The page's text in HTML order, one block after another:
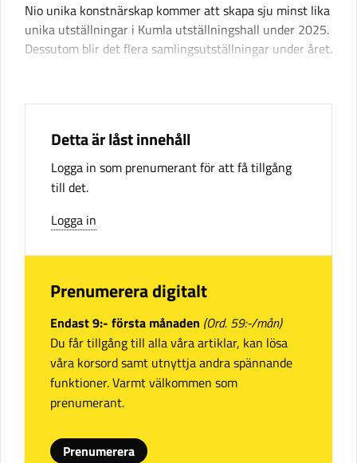
Nio unika konstnärskap kommer att skapa sju minst lika
unika utställningar i Kumla utställningshall under 2025.
Dessutom blir det flera samlingsutställningar under året.
Detta är låst innehåll
Logga in som prenumerant för att få tillgång
till det.
Logga in
Prenumerera digitalt
Endast 9:- första månaden (Ord. 59:-/mån)
Du får tillgång till alla våra artiklar, kan lösa
våra korsord samt utnyttja andra spännande
funktioner. Varmt välkommen som
prenumerant.
Prenumerera